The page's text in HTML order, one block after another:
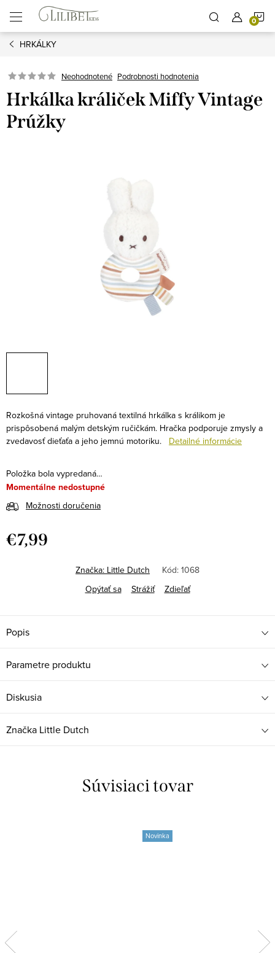
obsah
HRKÁLKY
Neohodnotené Podrobnosti hodnotenia
Hrkálka králiček Miffy Vintage
Prúžky
Rozkošná vintage pruhovaná textilná hrkálka s králikom je
prispôsobená malým detským ručičkám. Hračka podporuje zmysly a
zvedavosť dieťaťa a jeho jemnú motoriku.
Detailné informácie
Položka bola vypredaná…
Momentálne nedostupné
Možnosti doručenia
€7,99
Značka: Little Dutch Kód: 1068
Opýtať sa
Strážiť Zdieľať
Popis
Parametre produktu
Diskusia
Značka Little Dutch
Súvisiaci tovar
Novinka